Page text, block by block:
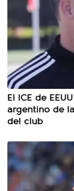
El ICE de
argentino de
del club